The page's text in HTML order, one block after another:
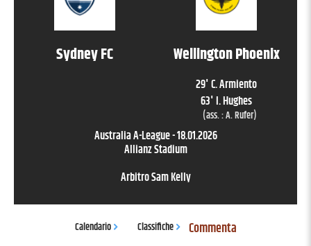
Sydney FC Wellington Phoenix
29' C. Armiento
63' I. Hughes
(ass. :A. Rufer)
Australia A-League-18.01.2026
Allianz Stadium
ArbitroSam Kelly
Calendario Classifiche Commenta